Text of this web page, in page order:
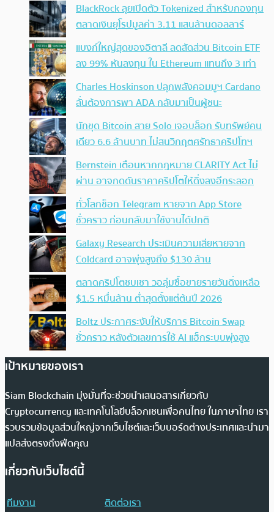
BlackRock ลุยเปิดตัว Tokenized สำหรับกองทุน
ตลาดเงินยุโรปมูลค่า 3.11 แสนล้านดอลลาร์
แบงก์ใหญ่สุดของอิตาลี ลดสัดส่วน Bitcoin ETF
ลง 99% หันลงทุน ใน Ethereum แทนถึง 3 เท่า
Charles Hoskinson ปลุกพลังคอมมูฯ Cardano
ลั่นต้องการพา ADA กลับมาเป็นผู้ชนะ
นักขุด Bitcoin สาย Solo เจอบล็อก รับทรัพย์คน
เดียว 6.6 ล้านบาท ไม่สนวิกฤตศรัทธาคริปโทฯ
Bernstein เตือนหากกฎหมาย CLARITY Act ไม่
ผ่าน อาจกดดันราคาคริปโตให้ดิ่งลงอีกระลอก
ทั่วโลกช็อก Telegram หายจาก App Store
ชั่วคราว ก่อนกลับมาใช้งานได้ปกติ
Galaxy Research ประเมินความเสียหายจาก
Coldcard อาจพุ่งสูงถึง $130 ล้าน
ตลาดคริปโตซบเซา วอลุ่มซื้อขายรายวันดิ่งเหลือ
$1.5 หมื่นล้าน ต่ำสุดตั้งแต่ต้นปี 2026
Boltz ประกาศระงับให้บริการ Bitcoin Swap
ชั่วคราว หลังตัวเลขการใช้ AI แฮ็กระบบพุ่งสูง
เป้าหมายของเรา
Siam Blockchain มุ่งมั่นที่จะช่วยนำเสนอสารเกี่ยวกับ
Cryptocurrency และเทคโนโลยีบล็อกเชนเพื่อคนไทย ในภาษาไทย เรา
รวบรวมข้อมูลส่วนใหญ่จากเว็บไซต์และเว็บบอร์ดต่างประเทศและนำมา
แปลส่งตรงถึงฟีดคุณ
เกี่ยวกับเว็บไซต์นี้
ทีมงาน
ติดต่อเรา